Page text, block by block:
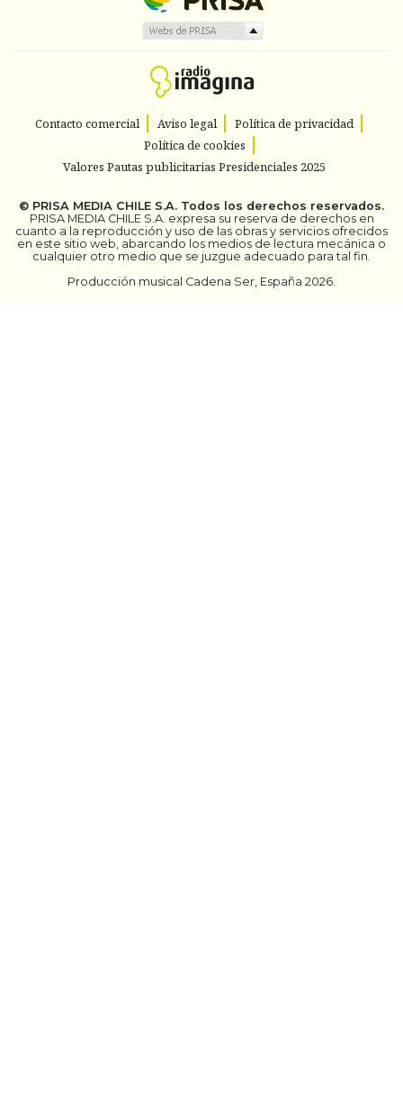
Contacto comercial Aviso legal
Política de privacidad
Política de cookies
Valores Pautas publicitarias Presidenciales 2025
© PRISA MEDIA CHILE S.A. Todos los derechos reservados.
PRISA MEDIA CHILE S.A. expresa su reserva de derechos en
cuanto a la reproducción y uso de las obras y servicios ofrecidos
en este sitio web, abarcando los medios de lectura mecánica o
cualquier otro medio que se juzgue adecuado para tal fin.
Producción musical Cadena Ser, España 2026.